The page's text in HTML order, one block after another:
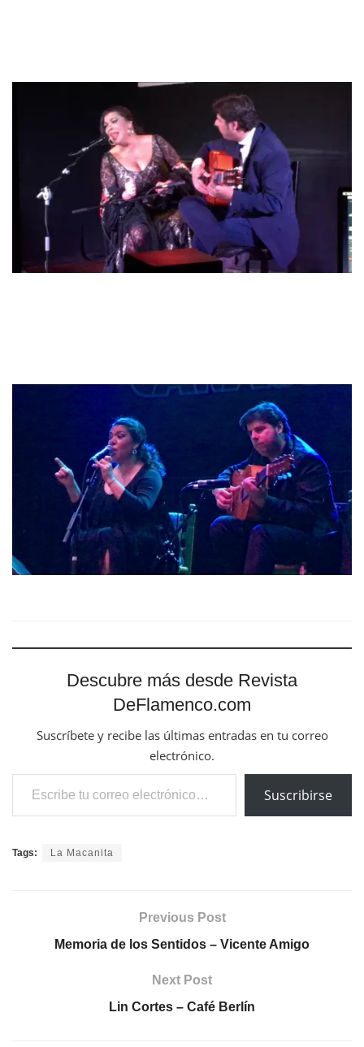
Descubre más desde Revista
DeFlamenco.com
Suscríbete y recibe las últimas entradas en tu correo
electrónico.
Escribe tu correo electrónico…
Suscribirse
Tags: La Macanita
Previous Post
Memoria de los Sentidos – Vicente Amigo
Next Post
Lin Cortes – Café Berlín